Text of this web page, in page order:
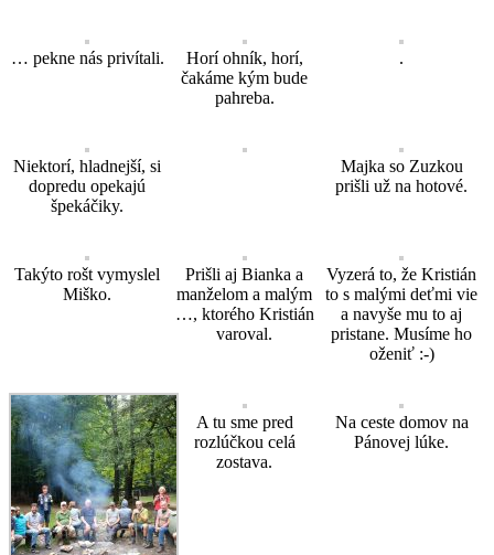
… pekne nás privítali.
Horí ohník, horí,
čakáme kým bude
pahreba.
.
Niektorí, hladnejší, si
dopredu opekajú
špekáčiky.
Majka so Zuzkou
prišli už na hotové.
Takýto rošt vymyslel
Miško.
Prišli aj Bianka a
manželom a malým
…, ktorého Kristián
varoval.
Vyzerá to, že Kristián
to s malými deťmi vie
a navyše mu to aj
pristane. Musíme ho
oženiť :-)
A tu sme pred
rozlúčkou celá
zostava.
Na ceste domov na
Pánovej lúke.